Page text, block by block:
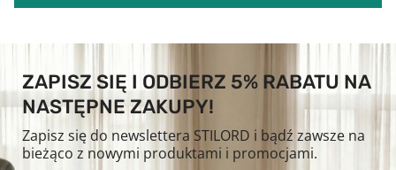
ZAPISZ SIĘ I ODBIERZ 5% RABATU NA
NASTĘPNE ZAKUPY!
Zapisz się do newslettera STILORD i bądź zawsze na
bieżąco z nowymi produktami i promocjami.